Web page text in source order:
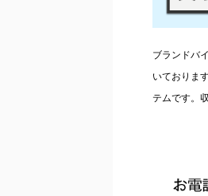
ブランドバ
いておりま
テムです。